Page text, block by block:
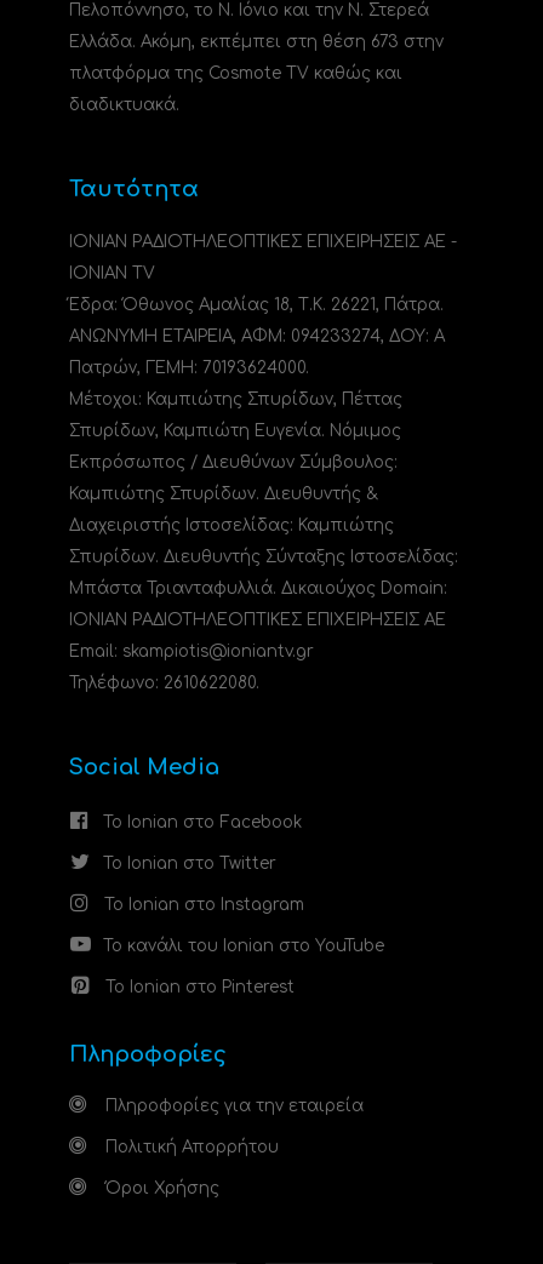
Πελοπόννησο, το N. Ιόνιο και την Ν. Στερεά
Ελλάδα. Ακόμη, εκπέμπει στη θέση 673 στην
πλατφόρμα της Cosmote TV καθώς και
διαδικτυακά.
Ταυτότητα
ΙΟΝΙΑΝ ΡΑΔΙΟΤΗΛΕΟΠΤΙΚΕΣ ΕΠΙΧΕΙΡΗΣΕΙΣ ΑΕ -
IONIAN TV
Έδρα: Όθωνος Αμαλίας 18, Τ.Κ. 26221, Πάτρα.
ΑΝΩΝΥΜΗ ΕΤΑΙΡΕΙΑ, ΑΦΜ: 094233274, ΔΟΥ: A
Πατρών, ΓΕΜΗ: 70193624000.
Μέτοχοι: Καμπιώτης Σπυρίδων, Πέττας
Σπυρίδων, Καμπιώτη Ευγενία. Νόμιμος
Εκπρόσωπος / Διευθύνων Σύμβουλος:
Καμπιώτης Σπυρίδων. Διευθυντής &
Διαχειριστής Ιστοσελίδας: Καμπιώτης
Σπυρίδων. Διευθυντής Σύνταξης Ιστοσελίδας:
Μπάστα Τριανταφυλλιά. Δικαιούχος Domain:
ΙΟΝΙΑΝ ΡΑΔΙΟΤΗΛΕΟΠΤΙΚΕΣ ΕΠΙΧΕΙΡΗΣΕΙΣ ΑΕ
Email: skampiotis@ioniantv.gr
Τηλέφωνο: 2610622080.
Social Media
Το Ionian στο Facebook
Το Ionian στο Twitter
Το Ionian στο Instagram
Το κανάλι του Ionian στο YouTube
Το Ionian στο Pinterest
Πληροφορίες
Πληροφορίες για την εταιρεία
Πολιτική Απορρήτου
Όροι Χρήσης